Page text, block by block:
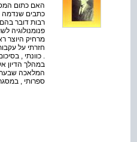
האם כתום
כתבים שנדמה
רבות דובר
פנומנולוגיה
מרחיק היוצר
חזרתי על
. כוונתי ,
במהלך הדיון
המלאכה
ספרותי ,